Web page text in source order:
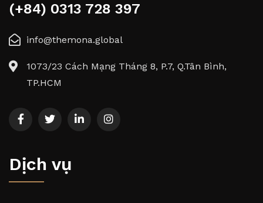
(+84) 0313 728 397
info@themona.global
1073/23 Cách Mạng Tháng 8, P.7, Q.Tân Bình,
TP.HCM
Dịch vụ